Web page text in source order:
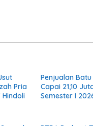
Pria
Hindoli
Penjualan
Capai 21,10
Semester I